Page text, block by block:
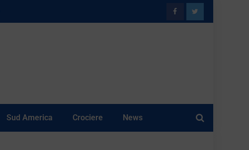
Sud America Crociere News